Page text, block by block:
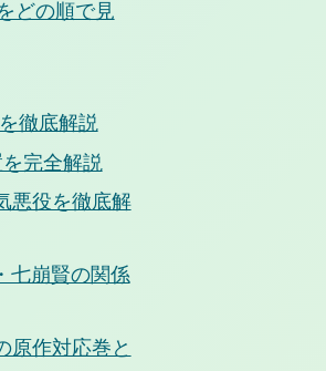
どの順で見
徹底解説
完全解説
悪役を徹底解
七崩賢の関係
原作対応巻と